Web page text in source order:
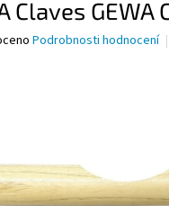
Claves
Podrobnosti hodnocení